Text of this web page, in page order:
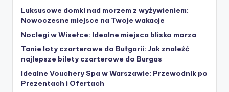
Luksusowe domki nad morzem z wyżywieniem:
Nowoczesne miejsce na Twoje wakacje
Noclegi w Wisełce: Idealne miejsca blisko morza
Tanie loty czarterowe do Bułgarii: Jak znaleźć
najlepsze bilety czarterowe do Burgas
Idealne Vouchery Spa w Warszawie: Przewodnik po
Prezentach i Ofertach